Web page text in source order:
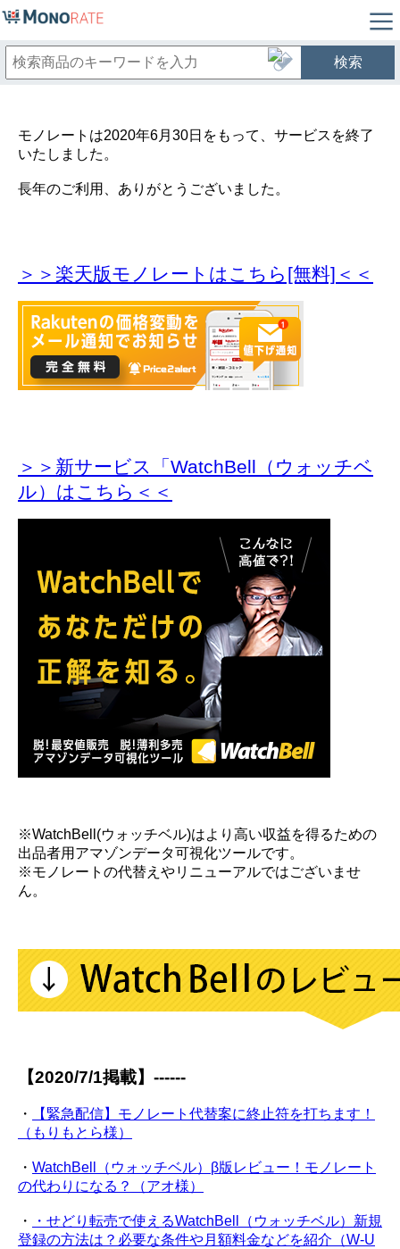
検索
モノレートは2020年6月30日をもって、サービスを終了
いたしました。
長年のご利用、ありがとうございました。
＞＞楽天版モノレートはこちら[無料]＜＜
＞＞新サービス「WatchBell（ウォッチベ
ル）はこちら＜＜
※WatchBell(ウォッチベル)はより高い収益を得るための
出品者用アマゾンデータ可視化ツールです。
※モノレートの代替えやリニューアルではございませ
ん。
【2020/7/1掲載】------
・
【緊急配信】モノレート代替案に終止符を打ちます！
（もりもとら様）
・ WatchBell（ウォッチベル）β版レビュー！モノレート
の代わりになる？（アオ様）
・
・せどり転売で使えるWatchBell（ウォッチベル）新規
登録の方法は？必要な条件や月額料金などを紹介（W-U